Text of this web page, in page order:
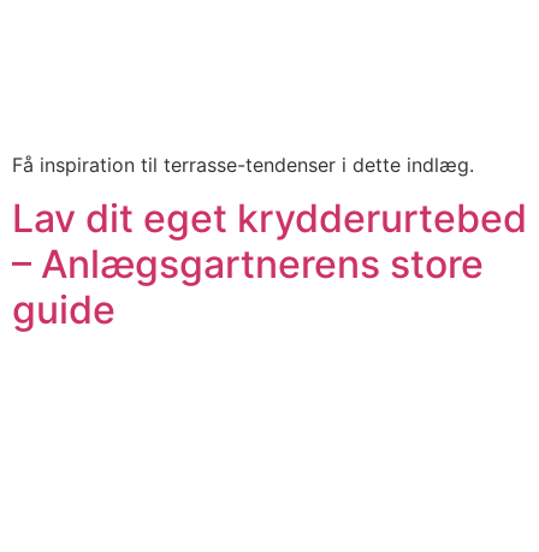
Få inspiration til terrasse-tendenser i dette indlæg.
Lav dit eget krydderurtebed
– Anlægsgartnerens store
guide